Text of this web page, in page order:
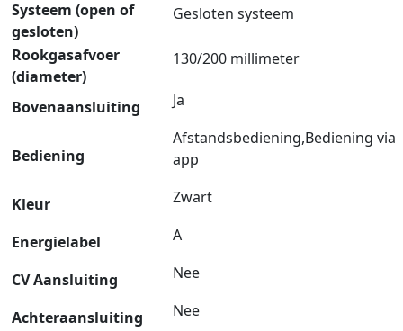
Systeem (open of
gesloten)
Gesloten systeem
Rookgasafvoer
(diameter)
130/200 millimeter
Bovenaansluiting Ja
Bediening
Afstandsbediening,Bediening via
app
Kleur Zwart
Energielabel A
CV Aansluiting Nee
Achteraansluiting Nee